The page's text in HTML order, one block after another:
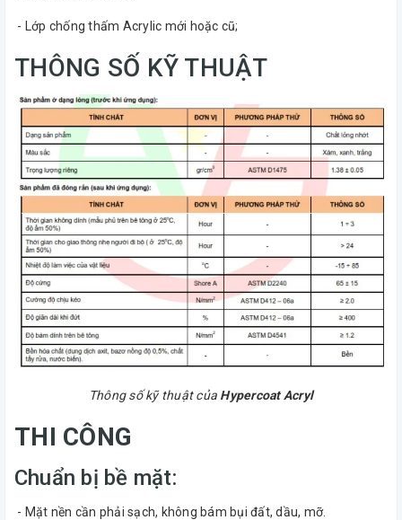
- Lớp chống thấm Acrylic mới hoặc cũ;
THÔNG SỐ KỸ THUẬT
Thông số kỹ thuật của Hypercoat Acryl
THI CÔNG
Chuẩn bị bề mặt:
- Mặt nền cần phải sạch, không bám bụi đất, dầu, mỡ.